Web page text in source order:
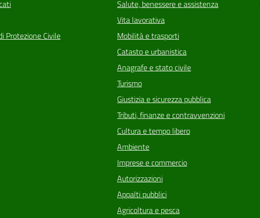
Protezione Civile
Salute, benessere e assistenza
Vita lavorativa
Mobilità e trasporti
Catasto e urbanistica
Anagrafe e stato civile
Turismo
Giustizia e sicurezza pubblica
Tributi, finanze e contravvenzioni
Cultura e tempo libero
Ambiente
Imprese e commercio
Autorizzazioni
Appalti pubblici
Agricoltura e pesca